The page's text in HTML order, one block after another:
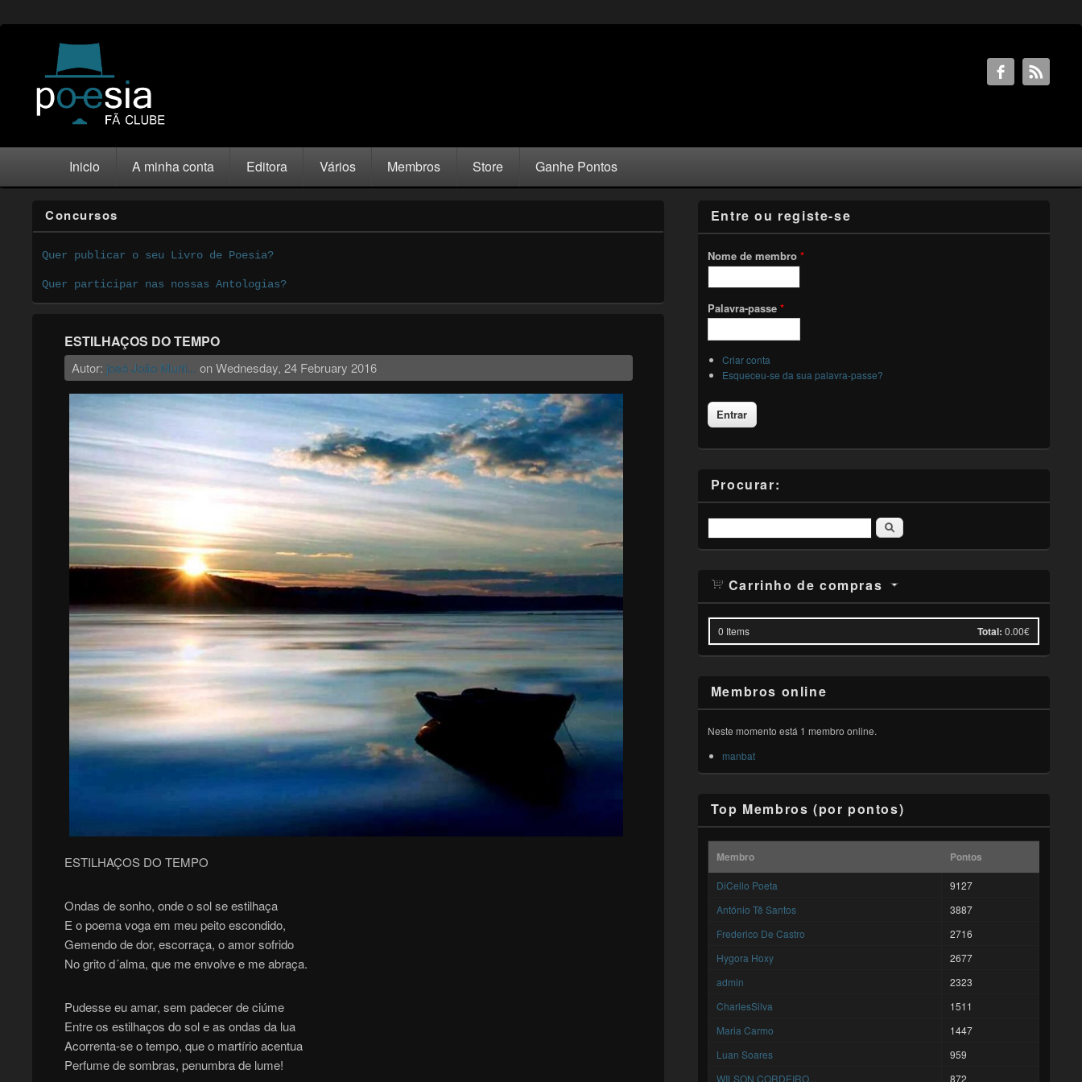
Inicio A minha conta Editora Vários Membros Store Ganhe Pontos
Concursos
Quer publicar o seu Livro de Poesia?
Quer participar nas nossas Antologias?
ESTILHAÇOS DO TEMPO
Autor: josé João Murti... on Wednesday, 24 February 2016
ESTILHAÇOS DO TEMPO
Ondas de sonho, onde o sol se estilhaça
E o poema voga em meu peito escondido,
Gemendo de dor, escorraça, o amor sofrido
No grito d´alma, que me envolve e me abraça.
Pudesse eu amar, sem padecer de ciúme
Entre os estilhaços do sol e as ondas da lua
Acorrenta-se o tempo, que o martírio acentua
Perfume de sombras, penumbra de lume!
Entre ou registe-se
Nome de membro *
Palavra-passe *
Criar conta
Esqueceu-se da sua palavra-passe?
Procurar:
Pesquisar
Carrinho de compras
0 Items Total: 0.00€
Membros online
Neste momento está 1 membro online.
manbat
Top Membros (por pontos)
Membro Pontos
DiCello Poeta
9127
António Tê Santos
3887
Frederico De Castro
2716
Hygora Hoxy
2677
admin
2323
CharlesSilva
1511
Maria Carmo
1447
Luan Soares
959
WILSON CORDEIRO...
872